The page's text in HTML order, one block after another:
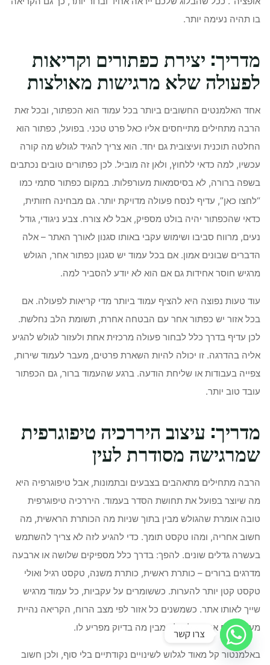
בו תהיה נעימה יותר.
מדריך: יצירת כפתורים וקריאות
לפעולה שלא מרגישות מאולצות
אחד האלמנטים החשובים ביותר בכל עמוד הוא הכפתור, ובכל זאת
הרבה מתחילים מתייחסים אליו כאל פרט טכני. בפועל, כפתור הוא
החלטה תוכנית ועיצובית גם יחד. הוא צריך להגיד לגולש מה קורה
עכשיו, למה כדאי ללחוץ, ולאן זה מוביל. לכן כפתורים טובים נכתבים
בשפה ברורה, לא בסיסמאות מעורפלות. במקום כפתור סתמי כמו
“לחצו כאן”, עדיף לנסח פעולה מדויקת יותר. גם מבחינה חזותית,
כדאי שהכפתור יהיה בולט מספיק, אבל לא צורח. צבע ניגודי, גודל
נעים, מרווח סביבו ושימוש עקבי באותו סגנון לאורך האתר – אלה
הדברים שבונים אמון. אם בכל עמוד יש סגנון כפתור אחר, הגולש
מרגיש חוסר אחידות גם אם הוא לא יודע להסביר למה.
עוד טעות נפוצה היא להציף עמוד ביותר מדי קריאות לפעולה. אם
בכל אזור יש כפתור אחר עם הבטחה אחרת, תשומת הלב נחלשת.
לכן עדיף בדרך כלל לבחור פעולה מרכזית אחת ולעזור לגולש להגיע
אליה בהדרגה. זו יכולה להיות השארת פרטים, מעבר לעמוד שירות,
צפייה בעבודות או שליחת הודעה. ברגע שהעמוד ברור, גם הכפתור
עובד טוב יותר.
מדריך: עיצוב היררכיה טיפוגרפית
שמרגישה מסודרת לעין
הרבה מתחילים מתאהבים בצבעים ובתמונות, אבל טיפוגרפיה היא
מה שיוצר בפועל את תחושת הסדר בעמוד. היררכיה טיפוגרפית
טובה אומרת שהגולש מבין בתוך שניות מה הכותרת הראשית, מה
חשוב אחריה, ומהו טקסט תומך. כדי להגיע לזה לא צריך להשתמש
בעשרה גדלים שונים. להפך: בדרך כלל מספיקים שלושה או ארבעה
מדרגים ברורים – כותרת ראשית, כותרת משנה, טקסט רגיל ואולי
טקסט קטן יותר להערות. כששומרים על עקביות, כל עמוד מרגיש
שייך לאותו אתר. כשמשנים כל אזור לפי מצב הרוח, הקריאה נהיית
מעייפת גם אם הגולש לא מבין מה בדיוק מפריע לו.
באלמנטור קל מאוד לגלוש לשינויים נקודתיים בלי סוף, ולכן חשוב
צרו קשר